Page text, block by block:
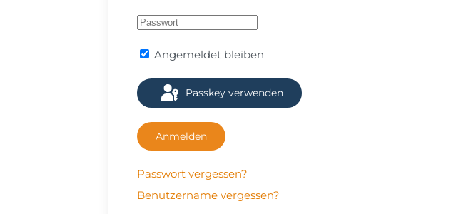
Angemeldet bleiben
Passkey verwenden
Anmelden
Passwort vergessen?
Benutzername vergessen?